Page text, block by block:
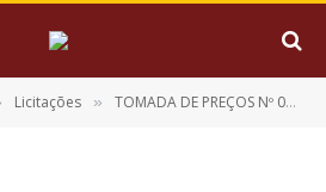
Licitações » TOMADA DE PREÇOS Nº 008/2023 (Implantação de Sistema de Abastecimento de Água no Município de Muaná, conforme o Contrato de Repasse no 904247/2020/MD)